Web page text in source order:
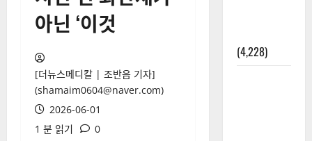
아닌 ‘이것
[더뉴스메디칼 | 조반음 기자]
(shamaim0604@naver.com)
2026-06-01
1 분 읽기
0
(4,228)